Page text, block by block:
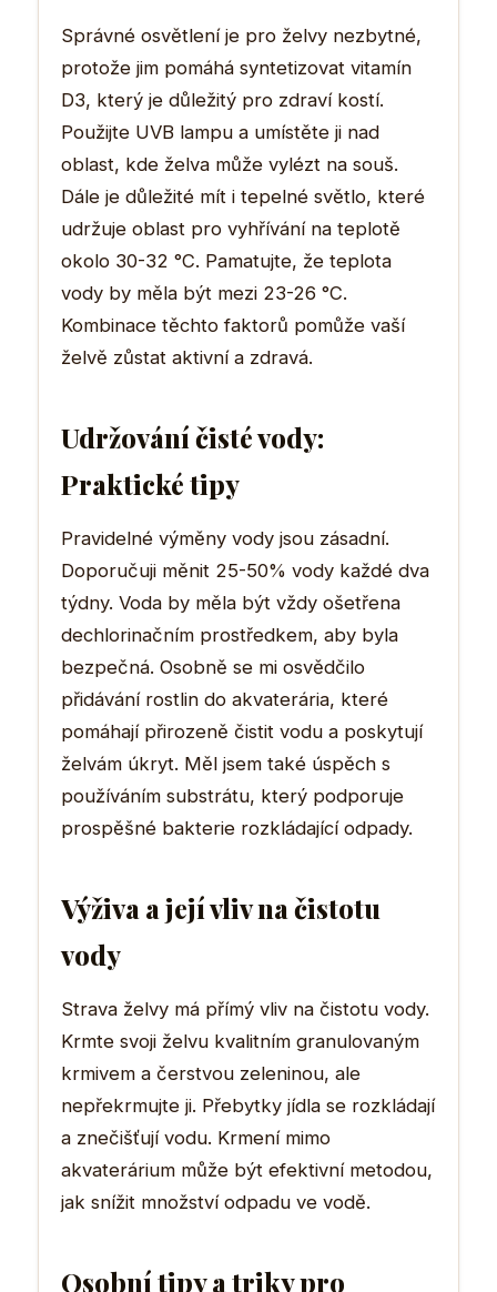
Správné osvětlení je pro želvy nezbytné,
protože jim pomáhá syntetizovat vitamín
D3, který je důležitý pro zdraví kostí.
Použijte UVB lampu a umístěte ji nad
oblast, kde želva může vylézt na souš.
Dále je důležité mít i tepelné světlo, které
udržuje oblast pro vyhřívání na teplotě
okolo 30-32 °C. Pamatujte, že teplota
vody by měla být mezi 23-26 °C.
Kombinace těchto faktorů pomůže vaší
želvě zůstat aktivní a zdravá.
Udržování čisté vody:
Praktické tipy
Pravidelné výměny vody jsou zásadní.
Doporučuji měnit 25-50% vody každé dva
týdny. Voda by měla být vždy ošetřena
dechlorinačním prostředkem, aby byla
bezpečná. Osobně se mi osvědčilo
přidávání rostlin do akvaterária, které
pomáhají přirozeně čistit vodu a poskytují
želvám úkryt. Měl jsem také úspěch s
používáním substrátu, který podporuje
prospěšné bakterie rozkládající odpady.
Výživa a její vliv na čistotu
vody
Strava želvy má přímý vliv na čistotu vody.
Krmte svoji želvu kvalitním granulovaným
krmivem a čerstvou zeleninou, ale
nepřekrmujte ji. Přebytky jídla se rozkládají
a znečišťují vodu. Krmení mimo
akvaterárium může být efektivní metodou,
jak snížit množství odpadu ve vodě.
Osobní tipy a triky pro